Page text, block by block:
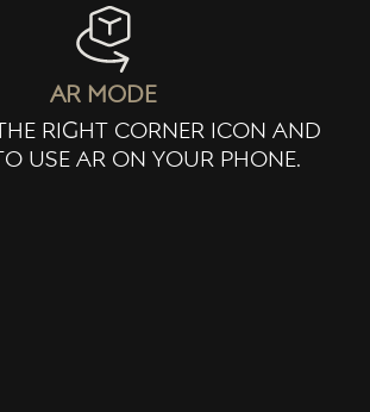
ar mode
right corner icon and
use ar on your phone.